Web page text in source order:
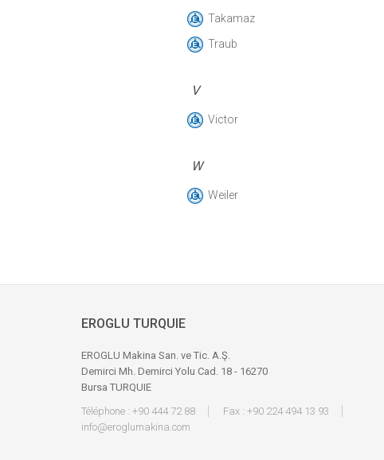
Takamaz
Traub
V
Victor
W
Weiler
EROGLU TURQUIE
EROGLU Makina San. ve Tic. A.Ş.
Demirci Mh. Demirci Yolu Cad. 18 - 16270
Bursa TURQUIE
Téléphone : +90 444 72 88
Fax : +90 224 494 13 93
info@eroglumakina.com